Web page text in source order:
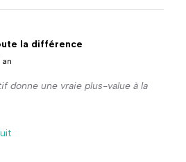
la différence
an
donne une vraie plus-value à la